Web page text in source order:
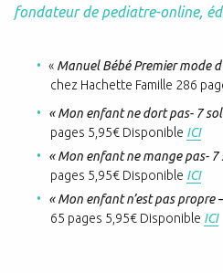
fondateur de pediatre-online,
« Manuel Bébé Premier mode
chez Hachette Famille 286
« Mon enfant ne dort pas- 7
pages 5,95€ Disponible ICI
« Mon enfant ne mange pas- 7
pages 5,95€ Disponible ICI
« Mon enfant n’est pas propre
65 pages 5,95€ Disponible ICI